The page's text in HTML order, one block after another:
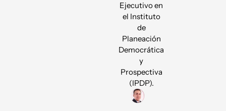
Ejecutivo en
el Instituto
de
Planeación
Democrática
y
Prospectiva
(IPDP).